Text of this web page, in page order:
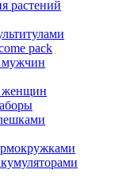
растений
pack
мужчин
женщин